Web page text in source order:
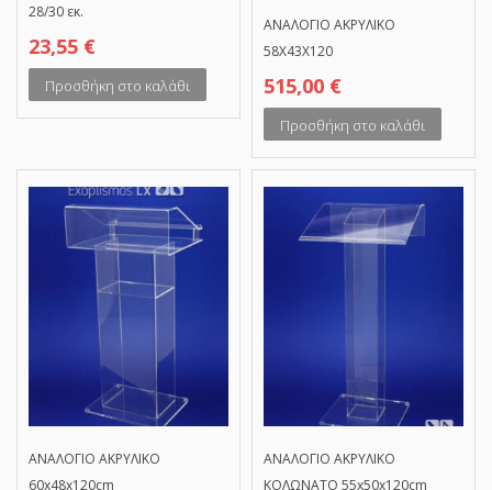
28/30 εκ.
23,55 €
Προσθήκη στο καλάθι
ΑΝΑΛΟΓΙΟ ΑΚΡΥΛΙΚΟ
58Χ43Χ120
515,00 €
Προσθήκη στο καλάθι
ΑΝΑΛΟΓΙΟ ΑΚΡΥΛΙΚΟ
60x48x120cm
ΑΝΑΛΟΓΙΟ ΑΚΡΥΛΙΚΟ
ΚΟΛΩΝΑΤΟ 55x50x120cm